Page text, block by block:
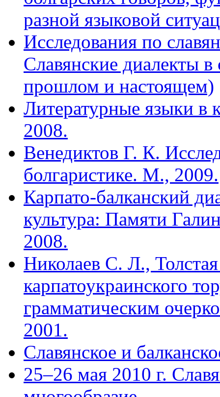
разной языковой
Исследования по
Славянские диалекты в
прошлом и настоящем)
Литературные языки в
2008.
Венедиктов Г. К.
болгаристике. М., 2009.
Карпато-балканский
культура: Памяти
2008.
Николаев С. Л.,
карпатоукраинского
грамматическим
2001.
Славянское и
25–26 мая 2010 г.